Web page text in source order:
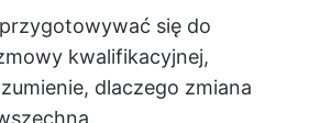
się do
kwalifikacyjnej,
dlaczego zmiana